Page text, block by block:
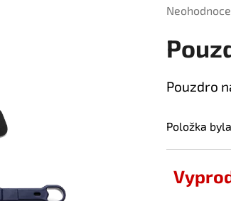
Průměrné
produktu
je
z
hvězdiček.
Pouzdro
Položka
HLEDAT